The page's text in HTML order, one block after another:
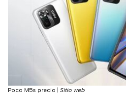
Poco M5s precio Sitio web